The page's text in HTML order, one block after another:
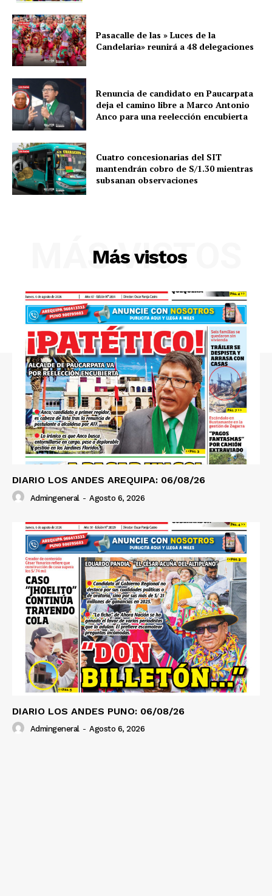
Diario los Andes
Contacto
Prensa
Pasacalle de las » Luces de la
Candelaria» reunirá a 48 delegaciones
Renuncia de candidato en Paucarpata
deja el camino libre a Marco Antonio
Anco para una reelección encubierta
Cuatro concesionarias del SIT
mantendrán cobro de S/1.30 mientras
subsanan observaciones
Más vistos
MÁS VISTOS
DIARIO LOS ANDES AREQUIPA: 06/08/26
Admingeneral - Agosto 6, 2026
DIARIO LOS ANDES PUNO: 06/08/26
Admingeneral - Agosto 6, 2026